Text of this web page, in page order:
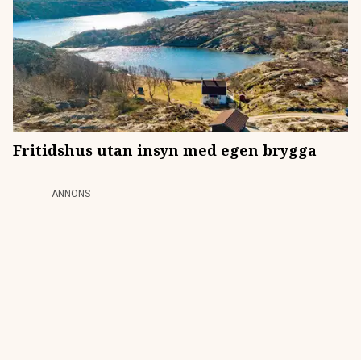
Fritidshus utan insyn med egen brygga
ANNONS